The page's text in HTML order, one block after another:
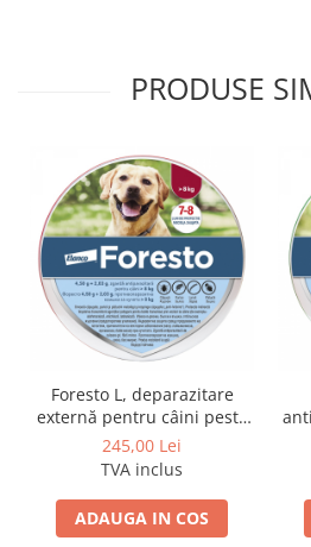
PRODUSE
Foresto L, deparazitare
externă pentru câini peste
8kg , 70cm
245,00 Lei
TVA inclus
ADAUGA IN COS